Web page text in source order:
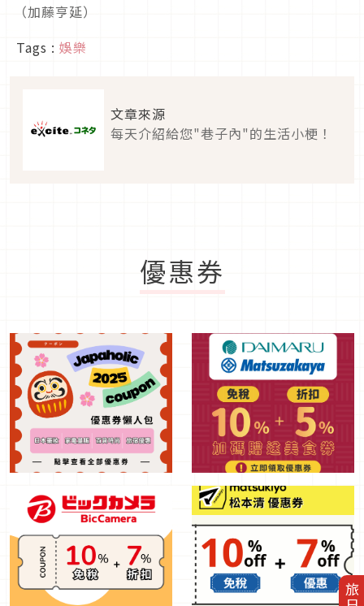
（加藤亨延）
Tags : 娛樂
文章來源
每天介紹給您"巷子內"的生活小梗！
優惠券